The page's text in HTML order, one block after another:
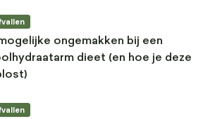
ongemakken bij een
dieet (en hoe je deze